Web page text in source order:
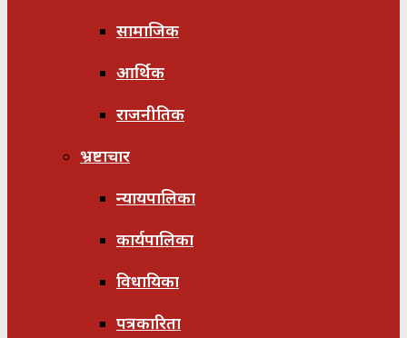
सामाजिक
आर्थिक
राजनीतिक
भ्रष्टाचार
न्यायपालिका
कार्यपालिका
विधायिका
पत्रकारिता